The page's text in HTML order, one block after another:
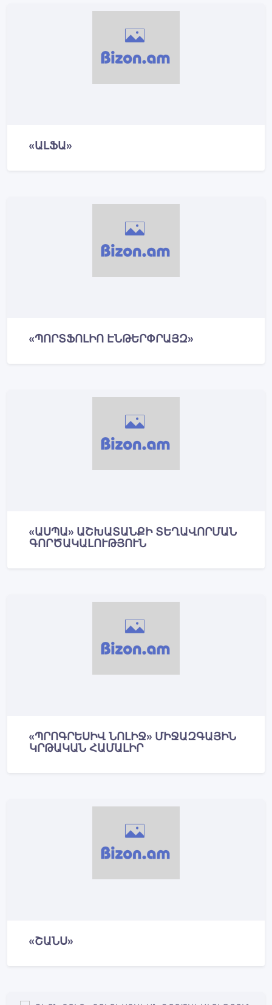
«ԱԼՖԱ»
«ՊՈՐՏՖՈԼԻՈ ԷՆԹԵՐՓՐԱՅԶ»
«ԱՍՊԱ» ԱՇԽԱՏԱՆՔԻ ՏԵՂԱՎՈՐՄԱՆ
ԳՈՐԾԱԿԱԼՈՒԹՅՈՒՆ
«ՊՐՈԳՐԵՍԻՎ ՆՈԼԻՋ» ՄԻՋԱԶԳԱՅԻՆ
ԿՐԹԱԿԱՆ ՀԱՄԱԼԻՐ
«ՇԱՆՍ»